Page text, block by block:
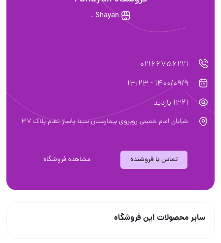
Shayan .
02166756221
1400/09/9 - 13:23
1321 بازدید
خیابان امام خمینی روبروی بیمارستان سینا پاساژ نظام پلاک ۳۷
تماس با فروشنده مشاهده فروشگاه
سایر محصولات این فروشگاه